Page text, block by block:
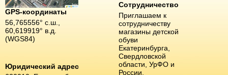
GPS-координаты
56,765556° с.ш.,
60,619919° в.д.
(WGS84)
Юридический адрес
Сотрудничество
Приглашаем к
сотрудничеству
магазины детской
обуви
Екатеринбурга,
Свердловской
области, УрФО и
России.